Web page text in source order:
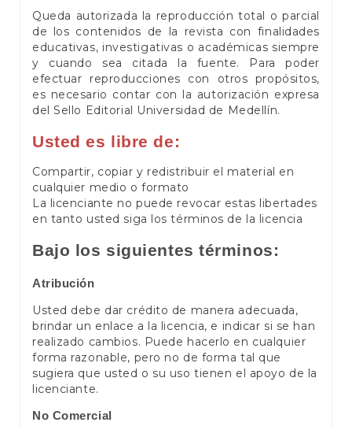
Queda autorizada la reproducción total o parcial
de los contenidos de la revista con finalidades
educativas, investigativas o académicas siempre
y cuando sea citada la fuente. Para poder
efectuar reproducciones con otros propósitos,
es necesario contar con la autorización expresa
del Sello Editorial Universidad de Medellín.
Usted es libre de:
Compartir, copiar y redistribuir el material en
cualquier medio o formato
La licenciante no puede revocar estas libertades
en tanto usted siga los términos de la licencia
Bajo los siguientes términos:
Atribución
Usted debe dar crédito de manera adecuada,
brindar un enlace a la licencia, e indicar si se han
realizado cambios. Puede hacerlo en cualquier
forma razonable, pero no de forma tal que
sugiera que usted o su uso tienen el apoyo de la
licenciante.
No Comercial